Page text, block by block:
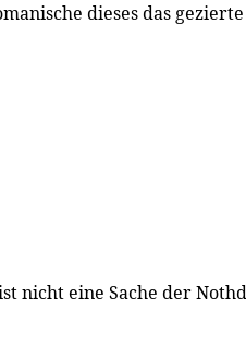
dieses das
nicht eine Sache der